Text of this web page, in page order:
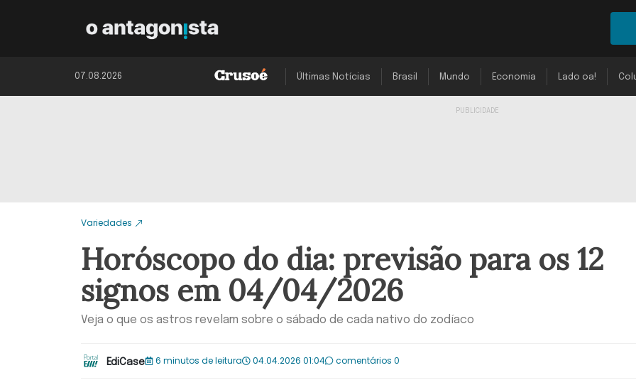
07.08.2026 Últimas Notícias Brasil Mundo Economia Lado oa!
Variedades
Horóscopo do dia: previsão para os 12
signos em 04/04/2026
Veja o que os astros revelam sobre o sábado de cada nativo do zodíaco
EdiCase 6 minutos de leitura 04.04.2026 01:04 comentários 0